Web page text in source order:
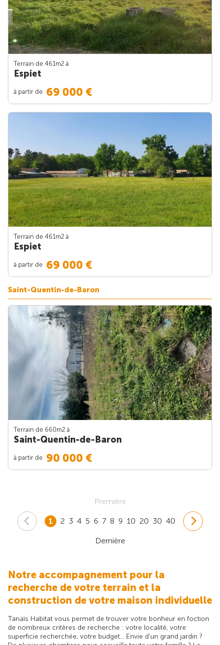
Terrain de 461m2 à
Espiet
à partir de 69 000 €
Terrain de 461m2 à
Espiet
à partir de 69 000 €
Saint-Quentin-de-Baron
Terrain de 660m2 à
Saint-Quentin-de-Baron
à partir de 90 000 €
Première
1 2 3 4 5 6 7 8 9 10 20 30 40
Dernière
Notre accompagnement pour la
recherche de votre terrain et la
construction de votre maison individuelle
Tanaïs Habitat vous permet de trouver votre bonheur en foction
de nombreux critères de recherche : votre localité, votre
superficie recherchée, votre budget... Envie d'un grand jardin ?